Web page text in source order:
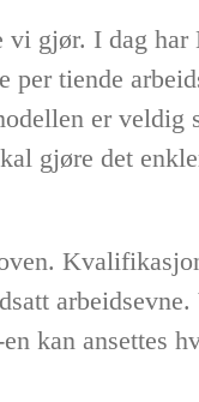
gjør. I dag har
tiende
er veldig
gjøre det
kan ansettes